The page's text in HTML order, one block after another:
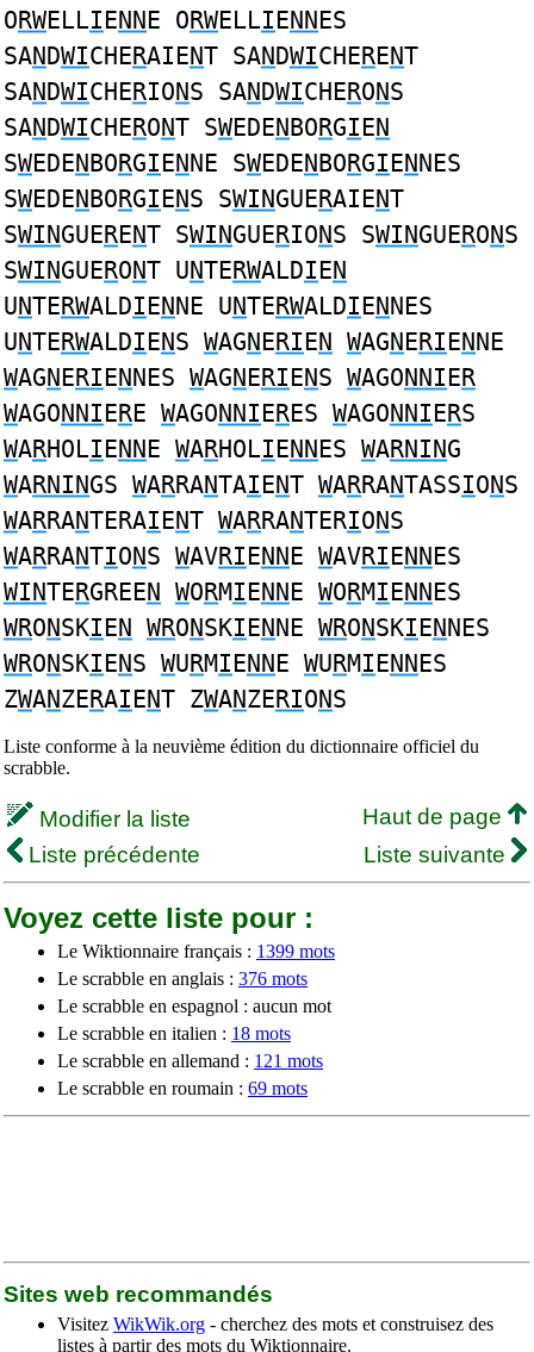
ORWELLIENNE ORWELLIENNES
SANDWICHERAIENT SANDWICHERENT
SANDWICHERIONS SANDWICHERONS
SANDWICHERONT SWEDENBORGIEN
SWEDENBORGIENNE SWEDENBORGIENNES
SWEDENBORGIENS SWINGUERAIENT
SWINGUERENT SWINGUERIONS SWINGUERONS
SWINGUERONT UNTERWALDIEN
UNTERWALDIENNE UNTERWALDIENNES
UNTERWALDIENS WAGNERIEN WAGNERIENNE
WAGNERIENNES WAGNERIENS WAGONNIER
WAGONNIERE WAGONNIERES WAGONNIERS
WARHOLIENNE WARHOLIENNES WARNING
WARNINGS WARRANTAIENT WARRANTASSIONS
WARRANTERAIENT WARRANTERIONS
WARRANTIONS WAVRIENNE WAVRIENNES
WINTERGREEN WORMIENNE WORMIENNES
WRONSKIEN WRONSKIENNE WRONSKIENNES
WRONSKIENS WURMIENNE WURMIENNES
ZWANZERAIENT ZWANZERIONS
Liste conforme à la neuvième édition du dictionnaire officiel du
scrabble.
Modifier la liste
Haut de page
Liste précédente
Liste suivante
Voyez cette liste pour :
Le Wiktionnaire français : 1399 mots
Le scrabble en anglais : 376 mots
Le scrabble en espagnol : aucun mot
Le scrabble en italien : 18 mots
Le scrabble en allemand : 121 mots
Le scrabble en roumain : 69 mots
Sites web recommandés
Visitez WikWik.org - cherchez des mots et construisez des
listes à partir des mots du Wiktionnaire.